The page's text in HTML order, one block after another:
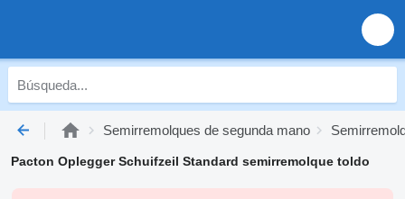
Semirremolques de segunda mano
Pacton Oplegger Schuifzeil Standard semirremolque toldo